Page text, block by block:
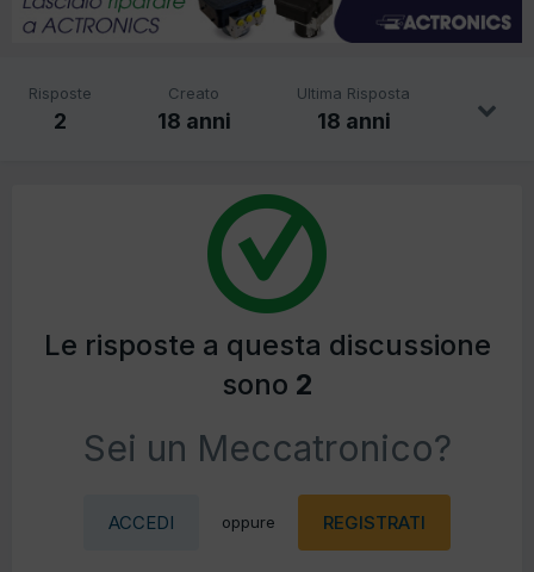
Risposte
2
Creato
18 anni
Ultima Risposta
18 anni
Le risposte a questa discussione
sono 2
Sei un Meccatronico?
ACCEDI oppure REGISTRATI